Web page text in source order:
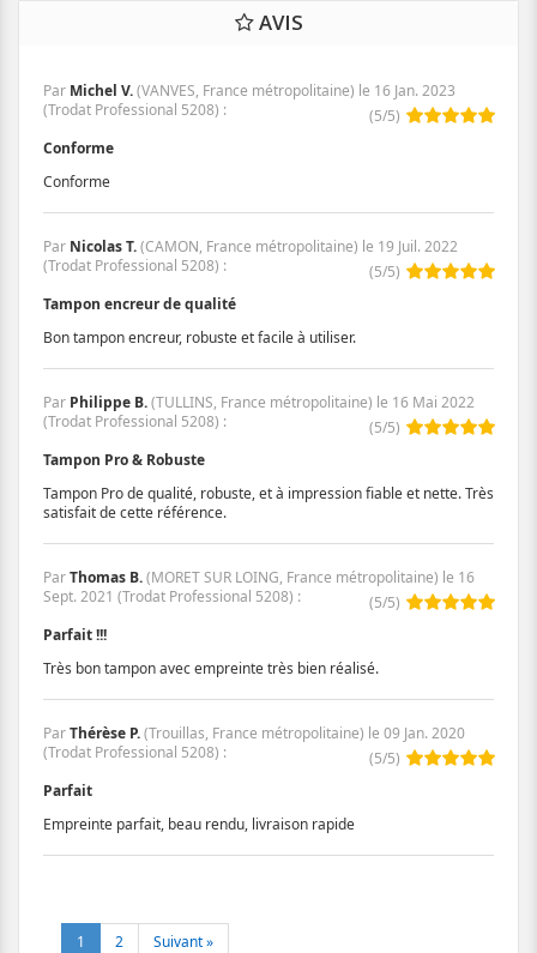
AVIS
Par Michel V.(VANVES, France métropolitaine) le 16 Jan. 2023
(Trodat Professional 5208) : (5/5)
Conforme
Conforme
Par Nicolas T.(CAMON, France métropolitaine) le 19 Juil. 2022
(Trodat Professional 5208) : (5/5)
Tampon encreur de qualité
Bon tampon encreur, robuste et facile à utiliser.
Par Philippe B.(TULLINS, France métropolitaine) le 16 Mai 2022
(Trodat Professional 5208) : (5/5)
Tampon Pro & Robuste
Tampon Pro de qualité, robuste, et à impression fiable et nette. Très
satisfait de cette référence.
ParThomas B.(MORET SUR LOING, France métropolitaine) le 16
Sept. 2021 (Trodat Professional 5208) : (5/5)
Parfait !!!
Très bon tampon avec empreinte très bien réalisé.
ParThérèse P.(Trouillas, France métropolitaine) le 09 Jan. 2020
(Trodat Professional 5208) : (5/5)
Parfait
Empreinte parfait, beau rendu, livraison rapide
1 2 Suivant »